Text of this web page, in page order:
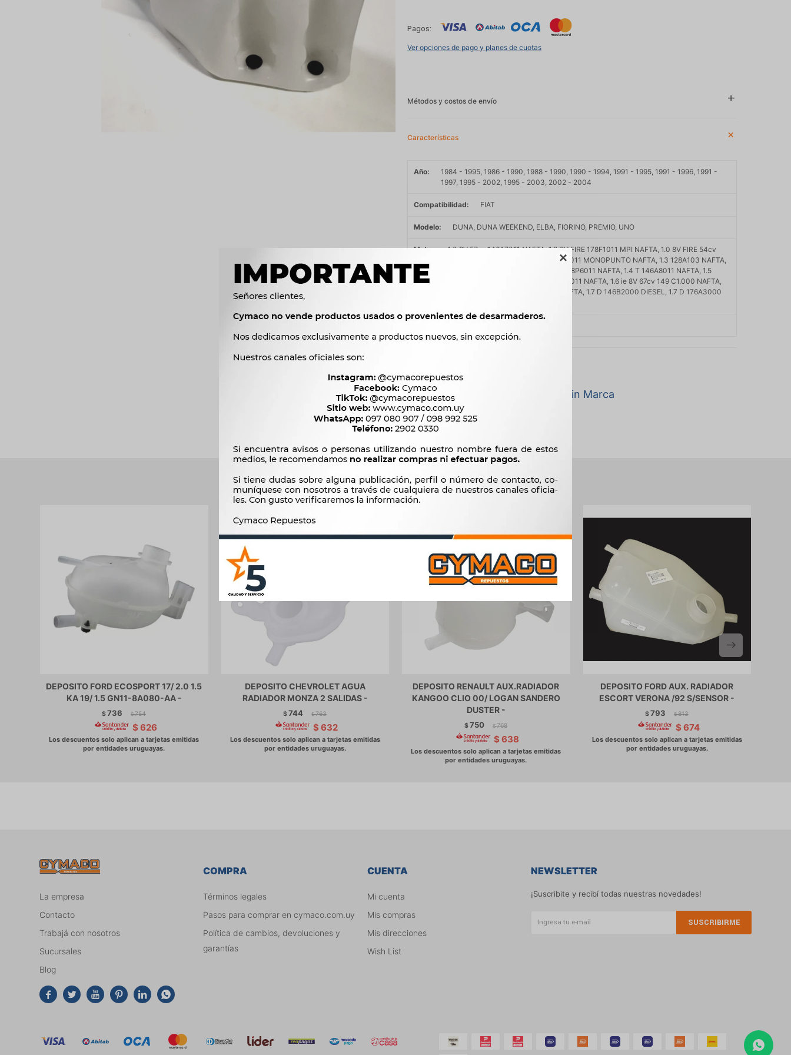

Pagos:
Ver opciones de pago y planes de cuotas
Métodos y costos de envío
Características
Año
1984 - 1995, 1986 - 1990, 1988 - 1990, 1990 - 1994, 1991 - 1995, 1991 - 1996, 1991 -
1997, 1995 - 2002, 1995 - 2003, 2002 - 2004
Compatibilidad FIAT
Modelo DUNA, DUNA WEEKEND, ELBA, FIORINO, PREMIO, UNO
Motor
1.0 8V 57cv 146A7011 NAFTA, 1.0 8V FIRE 178F1011 MPI NAFTA, 1.0 8V FIRE 54cv
156A2246 NAFTA, 1.0 SPI FIRE 178F1011 MONOPUNTO NAFTA, 1.3 128A103 NAFTA,
1.3 D 146B000 DIESEL, 1.3 MPI 8V 178P6011 NAFTA, 1.4 T 146A8011 NAFTA, 1.5
146B8011 NAFTA, 1.6 8V 80cv 146B7011 NAFTA, 1.6 ie 8V 67cv 149 C1.000 NAFTA,
1.6 SPI 178A5011 (MONOPUNTO) NAFTA, 1.7 D 146B2000 DIESEL, 1.7 D 176A3000
Ver mas productos de la marca Sin Marca
Productos que te pueden interesar
DEPOSITO FORD ECOSPORT 17/ 2.0 1.5
KA 19/ 1.5 GN11-8A080-AA -
$736 $ 754
$ 626
DEPOSITO CHEVROLET AGUA
RADIADOR MONZA 2 SALIDAS -
$744 $ 763
$ 632
DEPOSITO RENAULT AUX.RADIADOR
KANGOO CLIO 00/ LOGAN SANDERO
DUSTER -
$750 $ 768
$ 638
DEPOSITO FORD AUX. RADIADOR
ESCORT VERONA /92 S/SENSOR -
$793 $ 813
$ 674
La empresa
Contacto
Trabajá con nosotros
Sucursales
Blog
     
COMPRA
Términos legales
Pasos para comprar en cymaco.com.uy
Política de cambios, devoluciones y
garantías
CUENTA
Mi cuenta
Mis compras
Mis direcciones
Wish List
NEWSLETTER
¡Suscribite y recibí todas nuestras novedades!
SUSCRIBIRME